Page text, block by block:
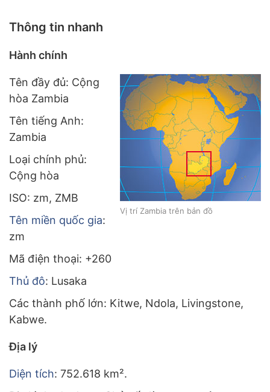
Thông tin nhanh
Hành chính
Vị trí Zambia trên bản đồ
Tên đầy đủ: Cộng
hòa Zambia
Tên tiếng Anh:
Zambia
Loại chính phủ:
Cộng hòa
ISO: zm, ZMB
Tên miền quốc gia:
zm
Mã điện thoại: +260
Thủ đô: Lusaka
Các thành phố lớn: Kitwe, Ndola, Livingstone,
Kabwe.
Địa lý
Diện tích: 752.618 km².